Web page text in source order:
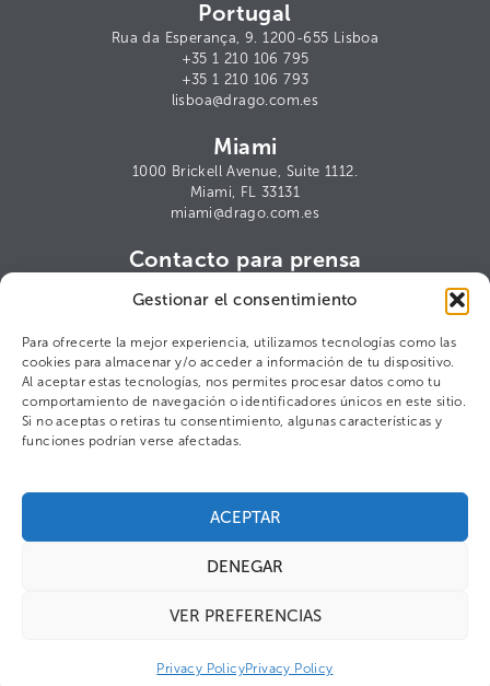
Gestionar el consentimiento
Para ofrecerte la mejor experiencia, utilizamos tecnologías como las
cookies para almacenar y/o acceder a información de tu dispositivo.
Al aceptar estas tecnologías, nos permites procesar datos como tu
comportamiento de navegación o identificadores únicos en este sitio.
Si no aceptas o retiras tu consentimiento, algunas características y
funciones podrían verse afectadas.
ACEPTAR
DENEGAR
VER PREFERENCIAS
Privacy PolicyPrivacy Policy
Portugal
Rua da Esperança, 9. 1200-655 Lisboa
+35 1 210 106 795
+35 1 210 106 793
lisboa@drago.com.es
Miami
1000 Brickell Avenue, Suite 1112.
Miami, FL 33131
miami@drago.com.es
Contacto para prensa
ca@drago.com.es
©2025 DRAGO S.L.